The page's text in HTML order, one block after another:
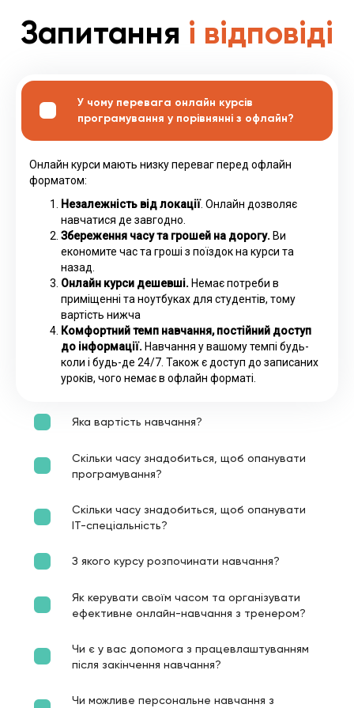
Запитання і відповіді
У чому перевага онлайн курсів
програмування у порівнянні з офлайн?
Онлайн курси мають низку переваг перед офлайн
форматом:
Незалежність від локації. Онлайн дозволяє
навчатися де завгодно.
Збереження часу та грошей на дорогу. Ви
економите час та гроші з поїздок на курси та
назад.
Онлайн курси дешевші. Немає потреби в
приміщенні та ноутбуках для студентів, тому
вартість нижча
Комфортний темп навчання, постійний доступ
до інформації. Навчання у вашому темпі будь-
коли і будь-де 24/7. Також є доступ до записаних
уроків, чого немає в офлайн форматі.
Яка вартість навчання?
Скільки часу знадобиться, щоб опанувати
програмування?
Скільки часу знадобиться, щоб опанувати
ІТ-спеціальність?
З якого курсу розпочинати навчання?
Як керувати своїм часом та організувати
ефективне онлайн-навчання з тренером?
Чи є у вас допомога з працевлаштуванням
після закінчення навчання?
Чи можливе персональне навчання з